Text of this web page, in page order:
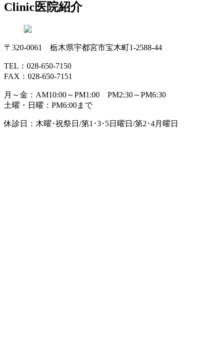
Clinic医院紹介
〒320-0061 栃木県宇都宮市宝木町1-2588-44
TEL：028-650-7150
FAX：028-650-7151
月～金：AM10:00～PM1:00 PM2:30～PM6:30
土曜・日曜：PM6:00まで
休診日：木曜･祝祭日/第1･3･5日曜日/第2･4月曜日